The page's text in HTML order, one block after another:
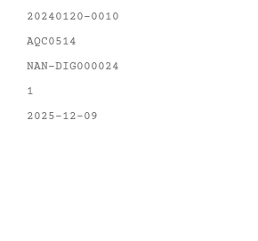
20240120-0010
AQC0514
NAN-DIG000024
1
2025-12-09